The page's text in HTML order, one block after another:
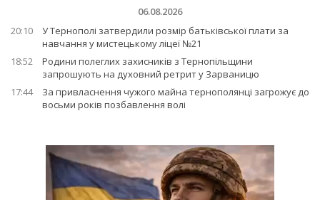
06.08.2026
20:10
У Тернополі затвердили розмір батьківської плати за
навчання у мистецькому ліцеї №21
18:52
Родини полеглих захисників з Тернопільщини
запрошують на духовний ретрит у Зарваницю
17:44
За привласнення чужого майна тернополянці загрожує до
восьми років позбавлення волі